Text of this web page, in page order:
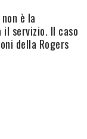
è la
il servizio. Il caso
della Rogers